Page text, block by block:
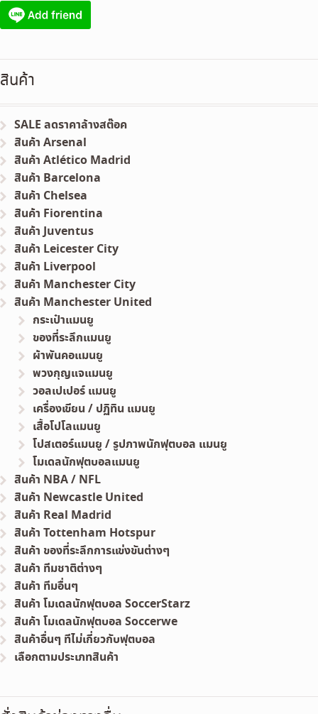
สินค้า
SALE ลดราคาล้างสต๊อค
สินค้า Arsenal
สินค้า Atlético Madrid
สินค้า Barcelona
สินค้า Chelsea
สินค้า Fiorentina
สินค้า Juventus
สินค้า Leicester City
สินค้า Liverpool
สินค้า Manchester City
สินค้า Manchester United
กระเป๋าแมนยู
ของที่ระลึกแมนยู
ผ้าพันคอแมนยู
พวงกุญแจแมนยู
วอลเปเปอร์ แมนยู
เครื่องเขียน / ปฏิทิน แมนยู
เสื้อโปโลแมนยู
โปสเตอร์แมนยู / รูปภาพนักฟุตบอล แมนยู
โมเดลนักฟุตบอลแมนยู
สินค้า NBA / NFL
สินค้า Newcastle United
สินค้า Real Madrid
สินค้า Tottenham Hotspur
สินค้า ของที่ระลึกการแข่งขันต่างๆ
สินค้า ทีมชาติต่างๆ
สินค้า ทีมอื่นๆ
สินค้า โมเดลนักฟุตบอล SoccerStarz
สินค้า โมเดลนักฟุตบอล Soccerwe
สินค้าอื่นๆ ทีไม่เกี่ยวกับฟุตบอล
เลือกตามประเภทสินค้า